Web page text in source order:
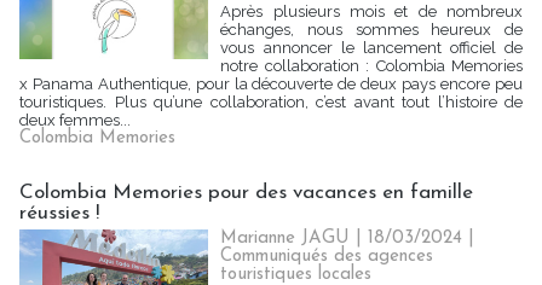
Après plusieurs mois et de nombreux
échanges, nous sommes heureux de
vous annoncer le lancement officiel de
notre collaboration : Colombia Memories
x Panama Authentique, pour la découverte de deux pays encore peu
touristiques. Plus qu’une collaboration, c’est avant tout l’histoire de
deux femmes...
Colombia Memories
Colombia Memories pour des vacances en famille
réussies !
Marianne JAGU | 18/03/2024
Communiqués des agences
touristiques locales